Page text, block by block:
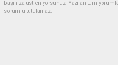
başınıza üstleniyorsunuz. Yazılan tüm
sorumlu tutulamaz.